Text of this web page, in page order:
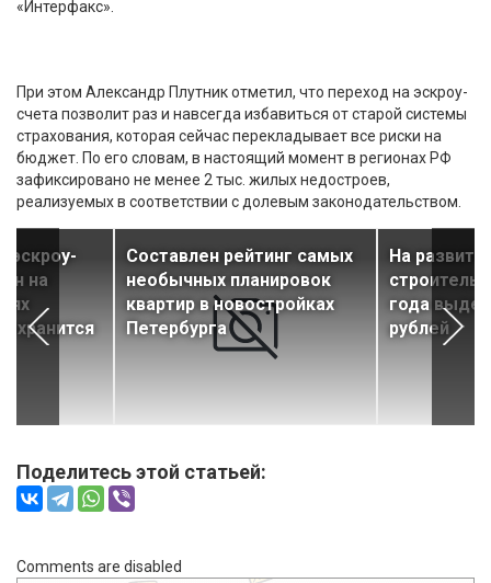
«Интерфакс».
При этом Александр Плутник отметил, что переход на эскроу-
счета позволит раз и навсегда избавиться от старой системы
страхования, которая сейчас перекладывает все риски на
бюджет. По его словам, в настоящий момент в регионах РФ
зафиксировано не менее 2 тыс. жилых недостроев,
реализуемых в соответствии с долевым законодательством.
эскроу-
на
Составлен рейтинг самых
необычных планировок
квартир в новостройках
Петербурга
На
года
рублей
Поделитесь этой статьей:
Comments are disabled